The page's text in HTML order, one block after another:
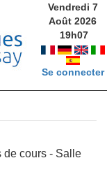
Vendredi 7
Août 2026
19h07
Se connecter
de cours - Salle